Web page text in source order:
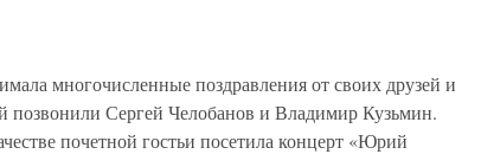
многочисленные поздравления от своих друзей и
Сергей Челобанов и Владимир Кузьмин.
почетной гостьи посетила концерт «Юрий